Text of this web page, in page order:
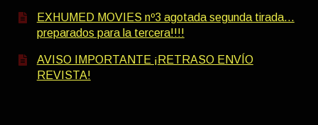
EXHUMED MOVIES nº3 agotada segunda tirada…
preparados para la tercera!!!!
AVISO IMPORTANTE ¡RETRASO ENVÍO
REVISTA!